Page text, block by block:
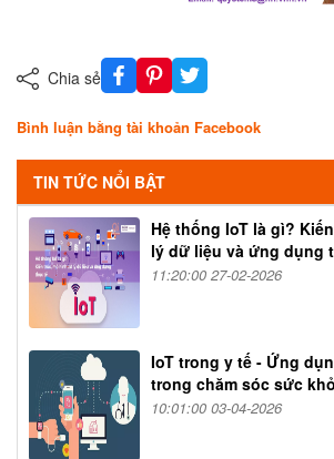
Chia sẻ
Bình luận bằng tài khoản Facebook
TIN TỨC NỔI BẬT
Hệ thống IoT là gì?
lý dữ liệu và ứng dụng
11:20:00 27-02-2026
IoT trong y tế - Ứng
trong chăm sóc sức
10:01:00 03-04-2026